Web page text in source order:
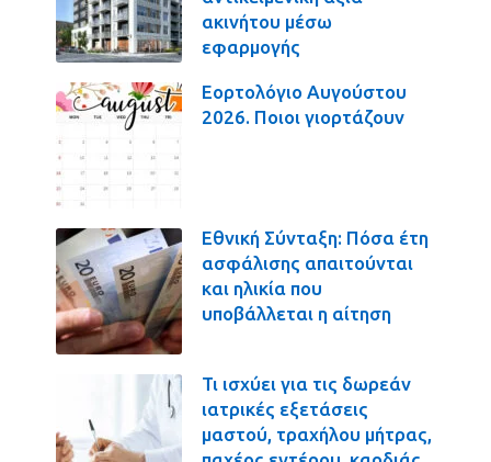
ακινήτου μέσω
εφαρμογής
Εορτολόγιο Αυγούστου
2026. Ποιοι γιορτάζουν
Εθνική Σύνταξη: Πόσα έτη
ασφάλισης απαιτούνται
και ηλικία που
υποβάλλεται η αίτηση
Τι ισχύει για τις δωρεάν
ιατρικές εξετάσεις
μαστού, τραχήλου μήτρας,